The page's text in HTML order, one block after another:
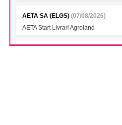
AETA SA (ELGS) (07/08/2026)
AETA Start Livrari Agroland